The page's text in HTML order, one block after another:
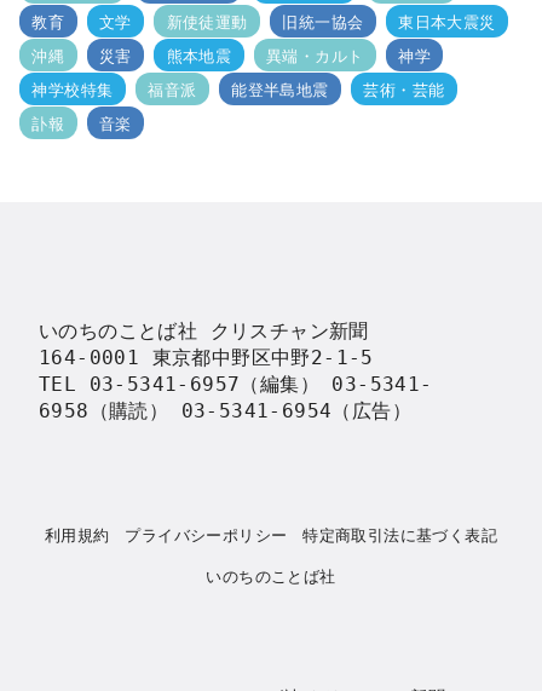
教育
文学 新使徒運動 旧統一協会
東日本大震災
沖縄
災害 熊本地震 異端・カルト
神学
神学校特集
福音派 能登半島地震
芸術・芸能
訃報
音楽
いのちのことば社 クリスチャン新聞
164-0001 東京都中野区中野2-1-5
TEL 03-5341-6957（編集） 03-5341-
6958（購読） 03-5341-6954（広告）
利用規約 プライバシーポリシー
特定商取引法に基づく表記
いのちのことば社